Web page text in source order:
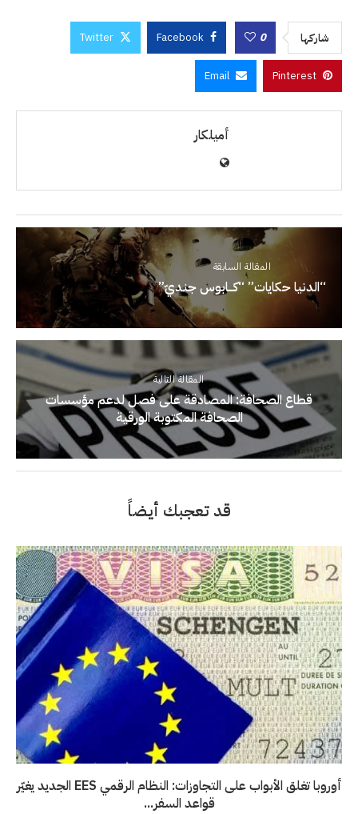
شاركها 0
Facebook
Twitter
Pinterest
Email
أميلكار
المقالة السابقة
“الدنيا حكايات” “كـــابوس جنديّ”
المقالة التالية
قطاع الصحافة: المصادقة على فصل لدعم مؤسسات
الصحافة المكتوبة الورقية
قد تعجبك أيضاً
أوروبا تغلق الأبواب على التجاوزات: النظام الرقمي EES الجديد يغيّر
قواعد السفر...